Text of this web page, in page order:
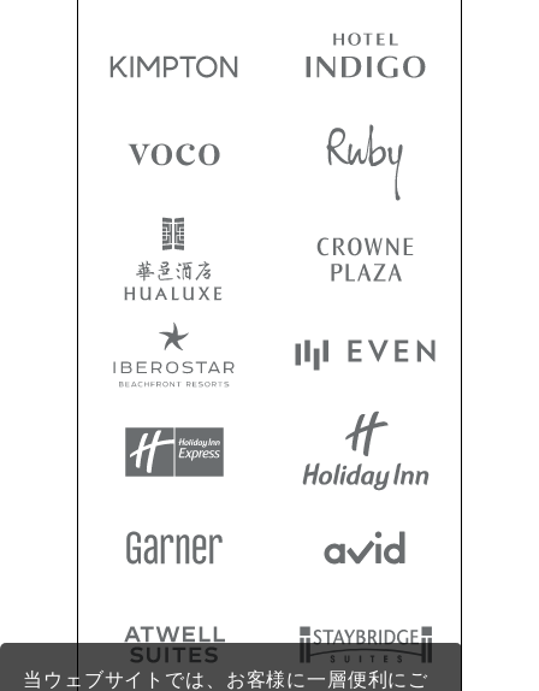
当ウェブサイトでは、お客様に一層便利にご